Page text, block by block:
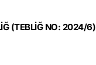
(TEBLİĞ NO: 2024/6)